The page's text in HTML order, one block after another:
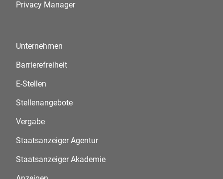
Privacy Manager
Unternehmen
Barrierefreiheit
E-Stellen
Stellenangebote
Vergabe
Staatsanzeiger Agentur
Staatsanzeiger Akademie